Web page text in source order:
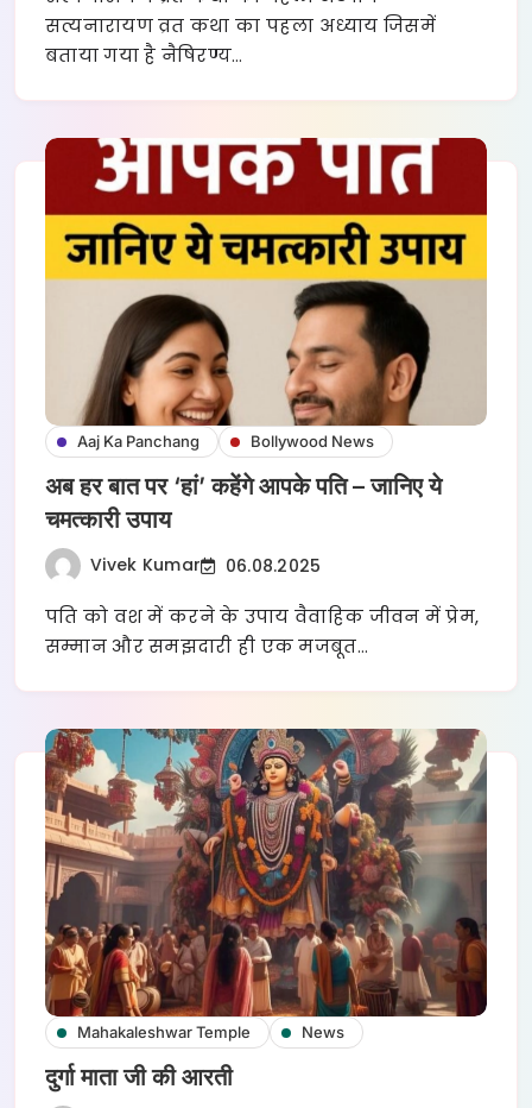
सत्यनारायण व्रत कथा का पहला अध्याय जिसमें
बताया गया है नैषिरण्य…
Aaj Ka Panchang Bollywood News
अब हर बात पर ‘हां’ कहेंगे आपके पति – जानिए ये
चमत्कारी उपाय
Vivek Kumar 06.08.2025
पति को वश में करने के उपाय वैवाहिक जीवन में प्रेम,
सम्मान और समझदारी ही एक मजबूत…
Mahakaleshwar Temple News
दुर्गा माता जी की आरती